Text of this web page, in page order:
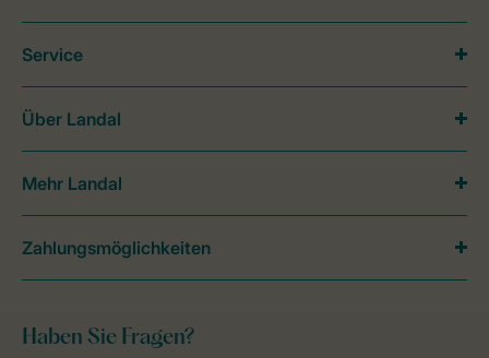
Haben Sie Fragen?
Service
Über Landal
Mehr Landal
Zahlungsmöglichkeiten